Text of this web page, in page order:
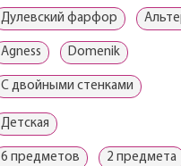
Дулевский фарфор
Agness Domenik
С двойными стенками
Детская
6 предметов 2 предмета